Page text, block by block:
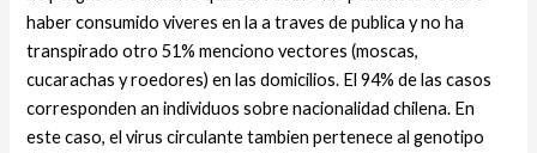
haber consumido vi­veres en la a traves de publica y no ha
transpirado otro 51% menciono vectores (moscas,
cucarachas y roedores) en las domicilios. El 94% de las casos
corresponden an individuos sobre nacionalidad chilena. En
este caso, el virus circulante tambien pertenece al genotipo